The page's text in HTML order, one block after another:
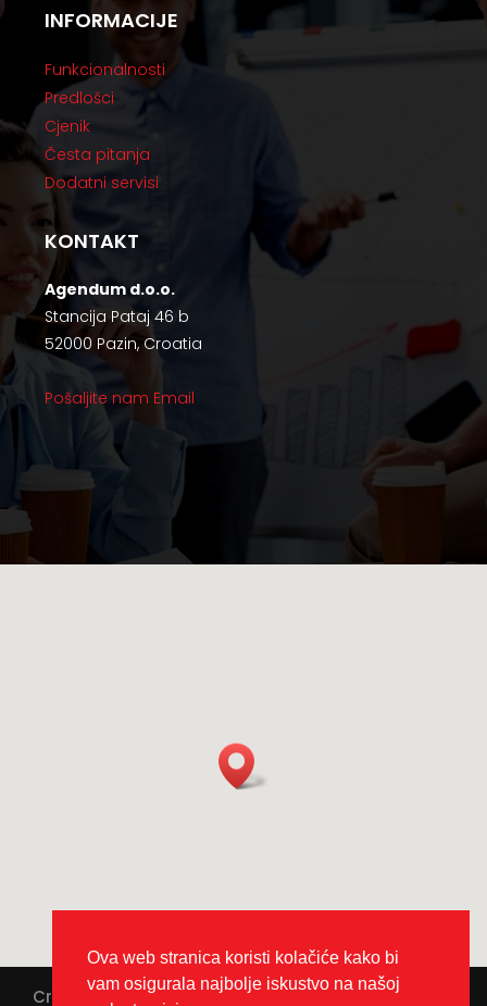
INFORMACIJE
Funkcionalnosti
Predlošci
Cjenik
Česta pitanja
Dodatni servisi
KONTAKT
Agendum d.o.o.
Stancija Pataj 46 b
52000 Pazin, Croatia
Pošaljite nam Email
Crorent © 2025. Sva prava pridržana | Powered by
Ova web stranica koristi kolačiće kako bi
vam osigurala najbolje iskustvo na našoj